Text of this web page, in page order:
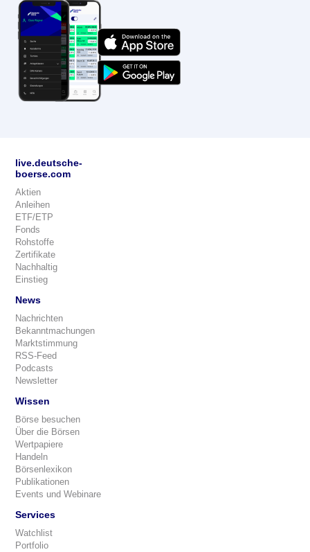
live.deutsche-
boerse.com
Aktien
Anleihen
ETF/ETP
Fonds
Rohstoffe
Zertifikate
Nachhaltig
Einstieg
News
Nachrichten
Bekanntmachungen
Marktstimmung
RSS-Feed
Podcasts
Newsletter
Wissen
Börse besuchen
Über die Börsen
Wertpapiere
Handeln
Börsenlexikon
Publikationen
Events und Webinare
Services
Watchlist
Portfolio